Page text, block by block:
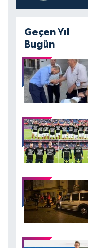
Geçen Yıl
Bugün